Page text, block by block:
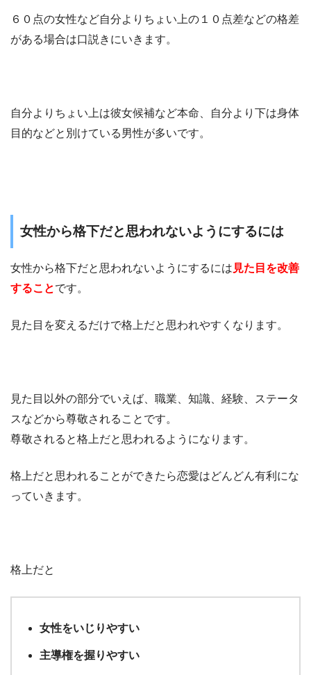
６０点の女性など自分よりちょい上の１０点差などの格差
がある場合は口説きにいきます。
自分よりちょい上は彼女候補など本命、自分より下は身体
目的などと別けている男性が多いです。
女性から格下だと思われないようにするには
女性から格下だと思われないようにするには 見た目を改善
することです。
見た目を変えるだけで格上だと思われやすくなります。
見た目以外の部分でいえば、職業、知識、経験、ステータ
スなどから尊敬されることです。
尊敬されると格上だと思われるようになります。
格上だと思われることができたら恋愛はどんどん有利にな
っていきます。
格上だと
女性をいじりやすい
主導権を握りやすい